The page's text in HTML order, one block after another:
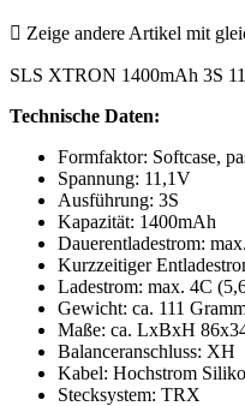
 Zeige andere Artikel mit
SLS XTRON 1400mAh 3S
Technische Daten:
Formfaktor: Softcase,
Spannung: 11,1V
Ausführung: 3S
Kapazität: 1400mAh
Dauerentladestrom:
Kurzzeitiger
Ladestrom: max. 4C
Gewicht: ca. 111
Maße: ca. LxBxH
Balanceranschluss: XH
Kabel: Hochstrom
Stecksystem: TRX